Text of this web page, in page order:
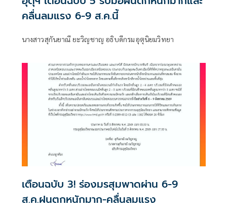
คลื่นลมแรง 6-9 ส.ค.นี้
นางสาวสุกันยาณี ยะวิญชาญ อธิบดีกรมอุตุนิยมวิทยา
เตือนฉบับ 3! ร่องมรสุมพาดผ่าน 6-9
ส.ค.ฝนตกหนักมาก-คลื่นลมแรง